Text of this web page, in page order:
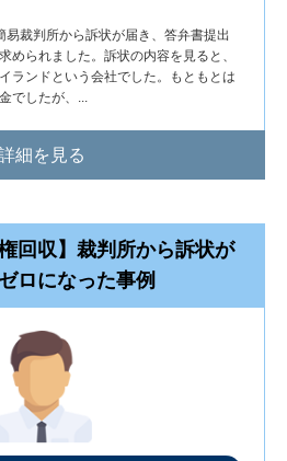
裁判所から訴状が届き、答弁書提出
められました。訴状の内容を見ると、
ランドという会社でした。もともとは
でしたが、...
細を見る
回収】裁判所から訴状が
ロになった事例